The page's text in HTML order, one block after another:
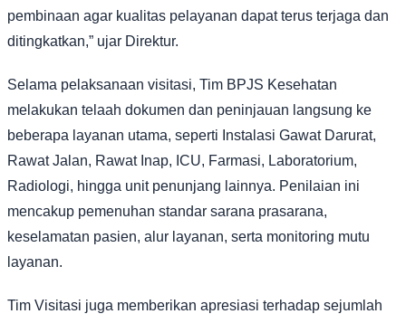
pembinaan agar kualitas pelayanan dapat terus terjaga dan
ditingkatkan,” ujar Direktur.
Selama pelaksanaan visitasi, Tim BPJS Kesehatan
melakukan telaah dokumen dan peninjauan langsung ke
beberapa layanan utama, seperti Instalasi Gawat Darurat,
Rawat Jalan, Rawat Inap, ICU, Farmasi, Laboratorium,
Radiologi, hingga unit penunjang lainnya. Penilaian ini
mencakup pemenuhan standar sarana prasarana,
keselamatan pasien, alur layanan, serta monitoring mutu
layanan.
Tim Visitasi juga memberikan apresiasi terhadap sejumlah